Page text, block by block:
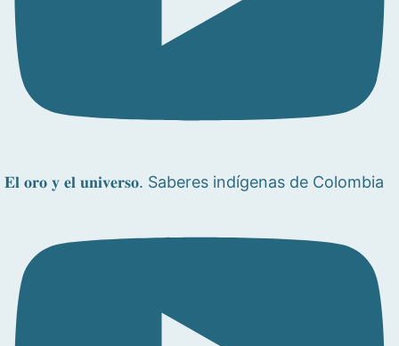
𝐄𝐥 𝐨𝐫𝐨 𝐲 𝐞𝐥 𝐮𝐧𝐢𝐯𝐞𝐫𝐬𝐨. Saberes indígenas de Colombia